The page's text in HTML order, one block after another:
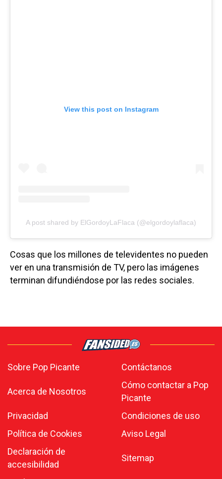
View this post on Instagram
A post shared by ElGordoyLaFlaca (@elgordoylaflaca)
Cosas que los millones de televidentes no pueden
ver en una transmisión de TV, pero las imágenes
terminan difundiéndose por las redes sociales.
Sobre Pop Picante Contáctanos
Acerca de Nosotros
Cómo contactar a Pop
Picante
Privacidad
Condiciones de uso
Política de Cookies
Aviso Legal
Declaración de
accesibilidad
Sitemap